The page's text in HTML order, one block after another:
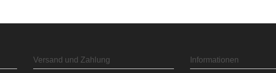
Versand und Zahlung Informationen